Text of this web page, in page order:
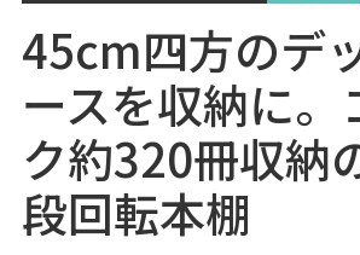
45cm四方のデ
ースを収納に。
ク約320冊収納
段回転本棚